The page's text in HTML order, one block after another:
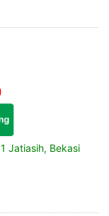
Jatiasih, Bekasi